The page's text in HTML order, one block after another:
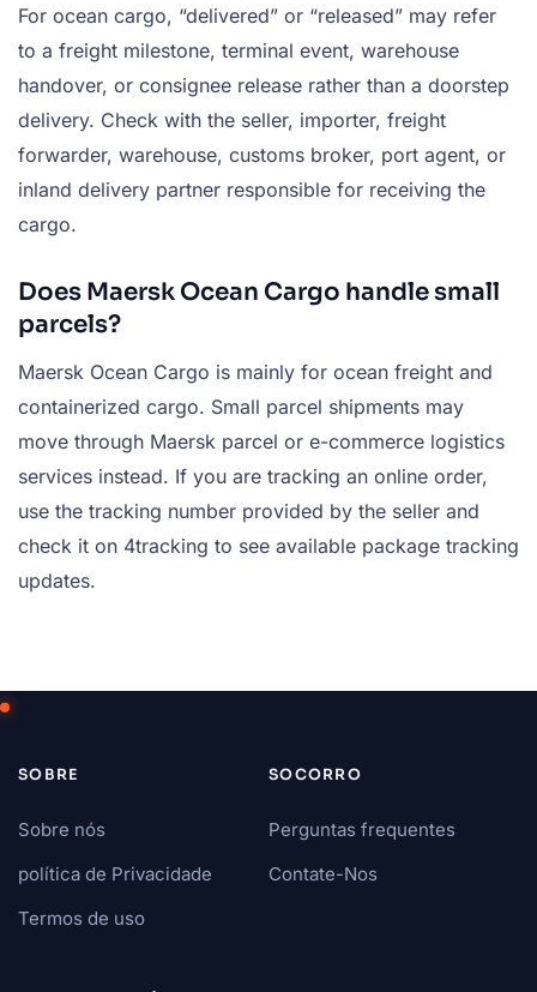
For ocean cargo, “delivered” or “released” may refer
to a freight milestone, terminal event, warehouse
handover, or consignee release rather than a doorstep
delivery. Check with the seller, importer, freight
forwarder, warehouse, customs broker, port agent, or
inland delivery partner responsible for receiving the
cargo.
Does Maersk Ocean Cargo handle small
parcels?
Maersk Ocean Cargo is mainly for ocean freight and
containerized cargo. Small parcel shipments may
move through Maersk parcel or e-commerce logistics
services instead. If you are tracking an online order,
use the tracking number provided by the seller and
check it on 4tracking to see available package tracking
updates.
SOBRE
Sobre nós
política de Privacidade
Termos de uso
SOCORRO
Perguntas frequentes
Contate-Nos